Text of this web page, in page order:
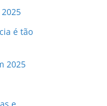
é tão
2025